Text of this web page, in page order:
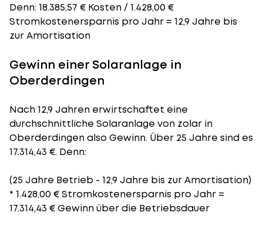
Denn: 18.385,57 € Kosten / 1.428,00 €
Stromkostenersparnis pro Jahr = 12,9 Jahre bis
zur Amortisation
Gewinn einer Solaranlage in
Oberderdingen
Nach 12,9 Jahren erwirtschaftet eine
durchschnittliche Solaranlage von zolar in
Oberderdingen also Gewinn. Über 25 Jahre sind es
17.314,43 €. Denn:
(25 Jahre Betrieb - 12,9 Jahre bis zur Amortisation)
* 1.428,00 € Stromkostenersparnis pro Jahr =
17.314,43 € Gewinn über die Betriebsdauer